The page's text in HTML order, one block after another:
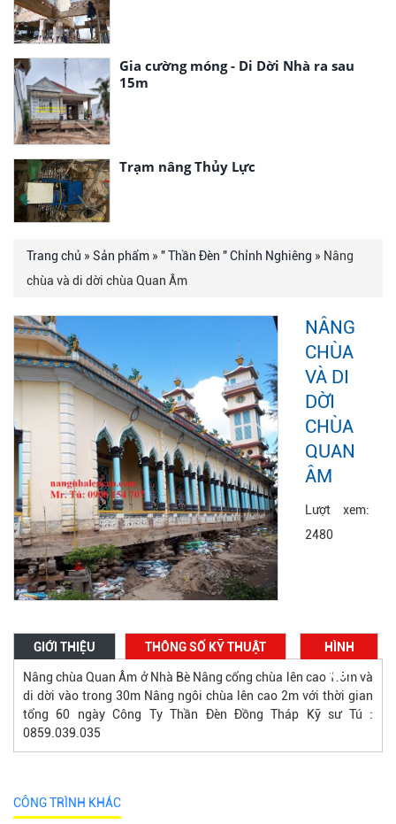
Gia cường móng - Di Dời Nhà ra sau
15m
Trạm nâng Thủy Lực
Trang chủ » Sản phẩm » " Thần Đèn " Chỉnh Nghiêng » Nâng
chùa và di dời chùa Quan Âm
NÂNG
CHÙA
VÀ DI
DỜI
CHÙA
QUAN
ÂM
Lượt xem:
2480
GIỚI THIỆU THÔNG SỐ KỸ THUẬT
HÌNH
ẢNH
Nâng chùa Quan Âm ở Nhà Bè Nâng cổng chùa lên cao 1.5m và
di dời vào trong 30m Nâng ngôi chùa lên cao 2m với thời gian
tổng 60 ngày Công Ty Thần Đèn Đồng Tháp Kỹ sư Tú :
0859.039.035
CÔNG TRÌNH KHÁC